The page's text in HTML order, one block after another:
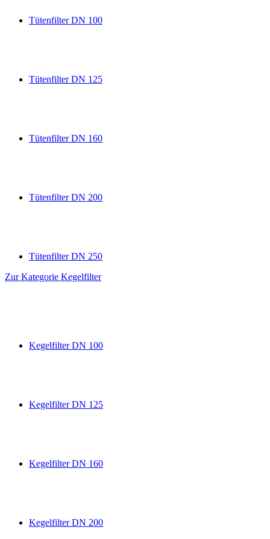
Tütenfilter DN 100
Tütenfilter DN 125
Tütenfilter DN 160
Tütenfilter DN 200
Tütenfilter DN 250
Zur Kategorie Kegelfilter
Kegelfilter DN 100
Kegelfilter DN 125
Kegelfilter DN 160
Kegelfilter DN 200